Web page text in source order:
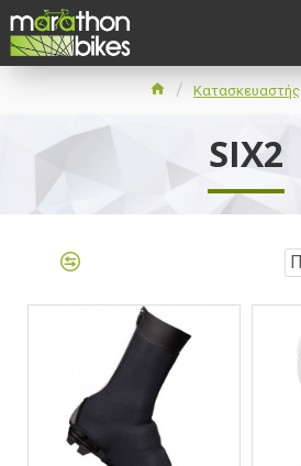
Κατασκευαστής
SIX2